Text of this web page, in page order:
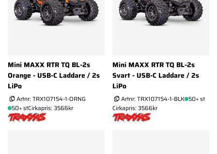
Mini MAXX RTR TQ BL-2s
Orange - USB-C Laddare / 2s
LiPo
Artnr: TRX107154-1-ORNG
50+ stCirkapris: 3566kr
Mini MAXX RTR TQ BL-2s
Svart - USB-C Laddare / 2s
LiPo
Artnr: TRX107154-1-BLK 50+ st
Cirkapris: 3566kr